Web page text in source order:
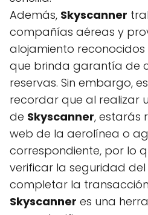
Además, Skyscanner
compañías aéreas y
alojamiento reconocidos
que brinda garantía de
reservas. Sin embargo,
recordar que al realizar
de Skyscanner, estarás
web de la aerolínea o
correspondiente, por lo
verificar la seguridad del
completar la
Skyscanner es una